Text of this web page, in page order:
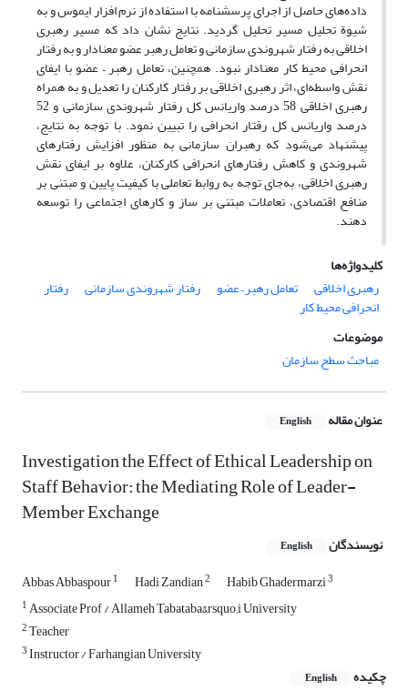
داده‌های حاصل از اجرای پرسشنامه با استفاده از نرم افزار ایموس و به
شیوة تحلیل مسیر تحلیل گردید. نتایج نشان داد که مسیر رهبری
اخلاقی به رفتار شهروندی سازمانی و تعامل رهبر عضو معنادار و به رفتار
انحرافی محیط کار معنادار نبود. همچنین، تعامل رهبر – عضو با ایفای
نقش واسطه‌ای، اثر رهبری اخلاقی بر رفتار کارکنان را تعدیل و به همراه
رهبری اخلاقی 58 درصد واریانس کل رفتار شهروندی سازمانی و 52
درصد واریانس کل رفتار انحرافی را تبیین نمود. با توجه به نتایج،
پیشنهاد می‌شود که رهبران سازمانی به منظور افزایش رفتارهای
شهروندی و کاهش رفتارهای انحرافی کارکنان، علاوه بر ایفای نقش
رهبری اخلاقی، به‌جای توجه به روابط تعاملی با کیفیت پایین و مبتنی بر
منافع اقتصادی، تعاملات مبتنی بر ساز و کارهای اجتماعی را توسعه
دهند.
کلیدواژه‌ها
رهبری اخلاقی
تعامل رهبر – عضو رفتار شهروندی سازمانی رفتار
انحرافی محیط کار
موضوعات
مباحث سطح سازمان
عنوان مقاله English
Investigation the Effect of Ethical Leadership on
Staff Behavior: the Mediating Role of Leader-
Member Exchange
نویسندگان English
Abbas Abbaspour1 Hadi Zandian2 Habib Ghadermarzi3
1Associate Prof / Allameh Tabataba&rsquo;i University
2Teacher
3Instructor / Farhangian University
چکیده
English